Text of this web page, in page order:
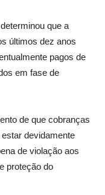
que a
últimos dez anos
pagos de
em fase de
de que cobranças
devidamente
de violação aos
proteção do